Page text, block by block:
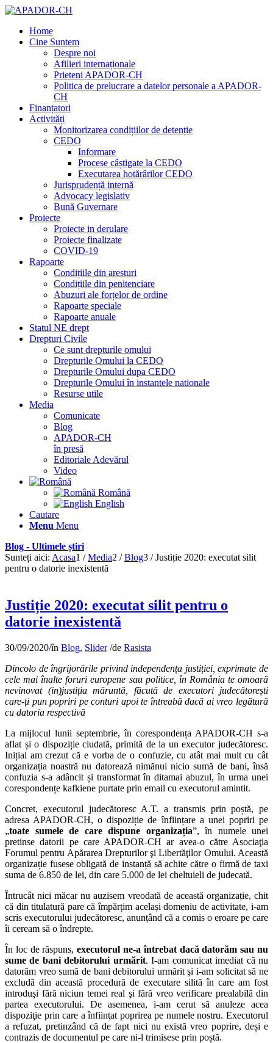
Home
Cine Suntem
Despre noi
Afilieri internaționale
Prieteni APADOR-CH
Politica de prelucrare a datelor personale a APADOR-
CH
Finanțatori
Activități
Monitorizarea condițiilor de detenție
CEDO
Informare
Procese câștigate la CEDO
Executarea hotărârilor CEDO
Jurisprudență internă
Advocacy legislativ
Bună Guvernare
Proiecte
Proiecte in derulare
Proiecte finalizate
COVID-19
Rapoarte
Condițiile din aresturi
Condițiile din penitenciare
Abuzuri ale forțelor de ordine
Rapoarte speciale
Rapoarte anuale
Statul NE drept
Drepturi Civile
Ce sunt drepturile omului
Drepturile Omului la CEDO
Drepturile Omului dupa CEDO
Drepturile Omului în instantele nationale
Resurse utile
Media
Comunicate
Blog
APADOR-CH
în presă
Editoriale Adevărul
Video
Română
English
Cautare
Menu Menu
Blog - Ultimele știri
Sunteți aici: Acasa1 / Media2 / Blog3 / Justiție 2020: executat silit
pentru o datorie inexistentă
Justiție 2020: executat silit pentru o
datorie inexistentă
30/09/2020/în Blog, Slider /de Rasista
Dincolo de îngrijorările privind independența justiției, exprimate de
cele mai înalte foruri europene sau politice, în România te omoară
nevinovat (in)justiția măruntă, făcută de executori judecătorești
care-ți pun popriri pe conturi apoi te întreabă dacă ai vreo legătură
cu datoria respectivă
La mijlocul lunii septembrie, în corespondența APADOR-CH s-a
aflat și o dispoziție ciudată, primită de la un executor judecătoresc.
Inițial am crezut că e vorba de o confuzie, cu atât mai mult cu cât
organizația noastră nu datorează nimănui nicio sumă de bani, însă
confuzia s-a adâncit și transformat în ditamai abuzul, în urma unei
corespondențe kafkiene purtate prin email cu executorul amintit.
Concret, executorul judecătoresc A.T. a transmis prin poștă, pe
adresa APADOR-CH, o dispoziție de înființare a unei popriri pe
„toate sumele de care dispune organizația”, în numele unei
pretinse datorii pe care APADOR-CH ar avea-o către Asociaţia
Forumul pentru Apărarea Drepturilor şi Libertăţilor Omului. Această
organizație fusese obligată de instanță să achite către o firmă de taxi
suma de 6.850 de lei, din care 5.000 de lei cheltuieli de judecată.
Întrucât nici măcar nu auzisem vreodată de această organizație, chit
că din titulatură pare că împărțim același domeniu de activitate, i-am
scris executorului judecătoresc, anunțând că a comis o eroare pe care
îi ceream să o îndrepte.
În loc de răspuns,executorul ne-a întrebat dacă datorăm sau nu
sume de bani debitorului urmărit. I-am comunicat imediat că nu
datorăm vreo sumă de bani debitorului urmărit şi i-am solicitat să ne
excludă din această procedură de executare silită în care am fost
introduşi fără niciun temei real şi fără vreo verificare prealabilă din
partea executorului. De asemenea, i-am cerut să anuleze acea
dispoziţie prin care a înfiinţat poprirea pe numele nostru. Executorul
a refuzat, pretinzând că de fapt nici nu există vreo poprire, deși e
contrazis de documentul pe care ni-l trimisese prin poștă.